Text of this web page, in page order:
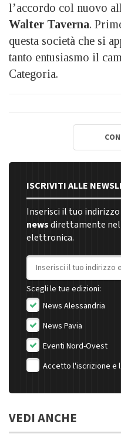
l’accordo col nuovo
Walter Taverna.
questa società che si
tanto entusiasmo il
Categoria.
ISCRIVITI ALLE
Inserisci il tuo
newsdirettamente
elettronica.
Indirizzo email
Scegli le tue edizioni:
News Alessandria
News Pavia
Eventi Nord-Ovest
Accetto l'iscrizione e
VEDI ANCHE